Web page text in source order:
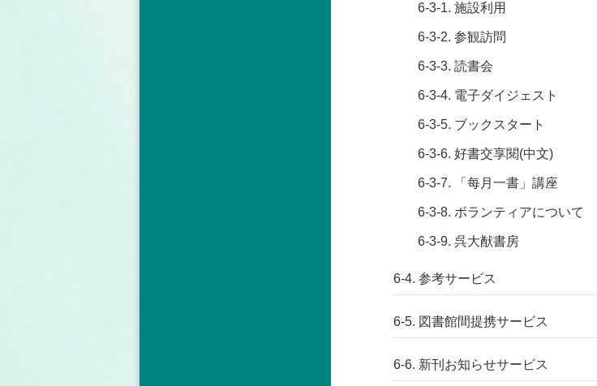
6-3-1. 施設利用
6-3-2. 参観訪問
6-3-3. 読書会
6-3-4. 電子ダイジェスト
6-3-5. ブックスタート
6-3-6. 好書交享閱(中文)
6-3-7. 「每月一書」講座
6-3-8. ボランティアについて
6-3-9. 呉大猷書房
6-4. 参考サービス
6-5. 図書館間提携サービス
6-6. 新刊お知らせサービス